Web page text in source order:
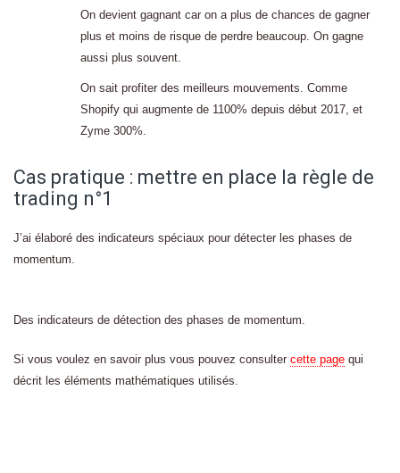
On devient gagnant car on a plus de chances de gagner
plus et moins de risque de perdre beaucoup. On gagne
aussi plus souvent.
On sait profiter des meilleurs mouvements. Comme
Shopify qui augmente de 1100% depuis début 2017, et
Zyme 300%.
Cas pratique : mettre en place la règle de
trading n°1
J’ai élaboré des indicateurs spéciaux pour détecter les phases de
momentum.
Des indicateurs de détection des phases de momentum.
Si vous voulez en savoir plus vous pouvez consulter cette page qui
décrit les éléments mathématiques utilisés.